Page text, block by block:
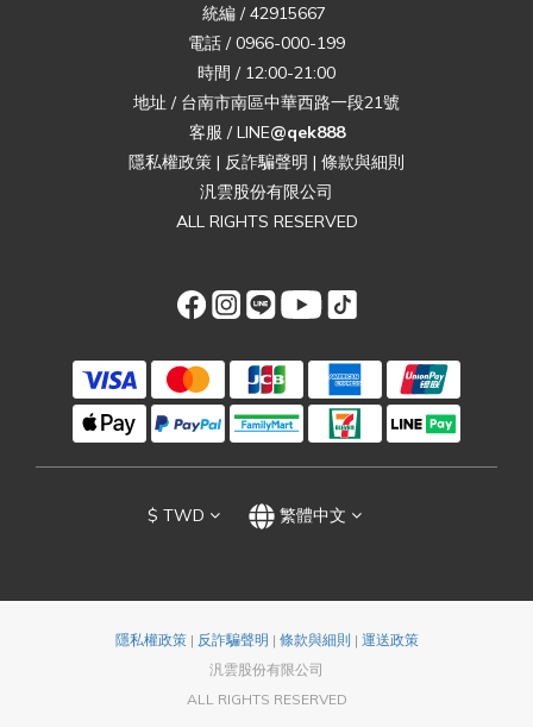
統編 / 42915667
電話 / 0966-000-199
時間 / 12:00-21:00
地址 / 台南市南區中華西路一段21號
客服 / LINE@qek888
隱私權政策 | 反詐騙聲明 | 條款與細則
汎雲股份有限公司
ALL RIGHTS RESERVED
$ TWD 繁體中文
隱私權政策| 反詐騙聲明 | 條款與細則 | 運送政策
汎雲股份有限公司
ALL RIGHTS RESERVED